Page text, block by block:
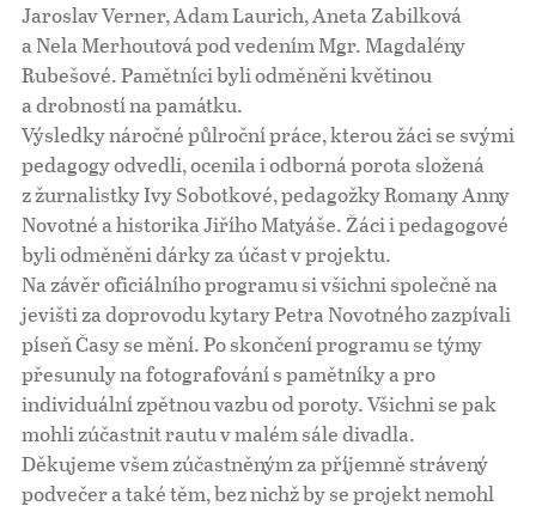
Jaroslav Verner, Adam Laurich, Aneta Zabilková
a Nela Merhoutová pod vedením Mgr. Magdalény
Rubešové. Pamětníci byli odměněni květinou
a drobností na památku.
Výsledky náročné půlroční práce, kterou žáci se svými
pedagogy odvedli, ocenila i odborná porota složená
z žurnalistky Ivy Sobotkové, pedagožky Romany Anny
Novotné a historika Jiřího Matyáše. Žáci i pedagogové
byli odměněni dárky za účast v projektu.
Na závěr oficiálního programu si všichni společně na
jevišti za doprovodu kytary Petra Novotného zazpívali
píseň Časy se mění. Po skončení programu se týmy
přesunuly na fotografování s pamětníky a pro
individuální zpětnou vazbu od poroty. Všichni se pak
mohli zúčastnit rautu v malém sále divadla.
Děkujeme všem zúčastněným za příjemně strávený
podvečer a také těm, bez nichž by se projekt nemohl